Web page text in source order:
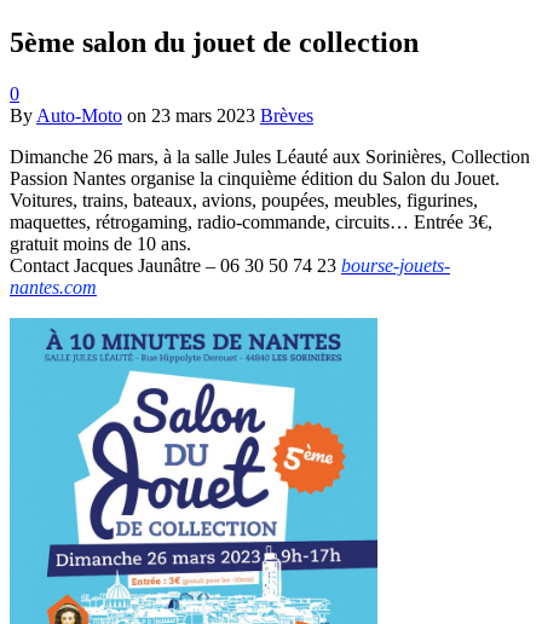
5ème salon du jouet de collection
0
By Auto-Moto on 23 mars 2023 Brèves
Dimanche 26 mars, à la salle Jules Léauté aux Sorinières, Collection
Passion Nantes organise la cinquième édition du Salon du Jouet.
Voitures, trains, bateaux, avions, poupées, meubles, figurines,
maquettes, rétrogaming, radio-commande, circuits… Entrée 3€,
gratuit moins de 10 ans.
Contact Jacques Jaunâtre – 06 30 50 74 23 bourse-jouets-
nantes.com